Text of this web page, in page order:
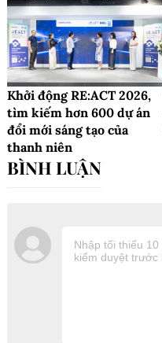
Khởi động RE:ACT 2026,
tìm kiếm hơn 600 dự án
đổi mới sáng tạo của
thanh niên